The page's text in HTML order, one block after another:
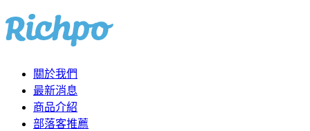
關於我們
最新消息
商品介紹
部落客推薦